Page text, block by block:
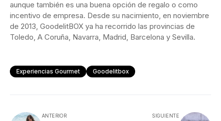
aunque también es una buena opción de regalo o como
incentivo de empresa. Desde su nacimiento, en noviembre
de 2013, GoodelitBOX ya ha recorrido las provincias de
Toledo, A Coruña, Navarra, Madrid, Barcelona y Sevilla.
Experiencias Gourmet Goodelitbox
ANTERIOR SIGUIENTE